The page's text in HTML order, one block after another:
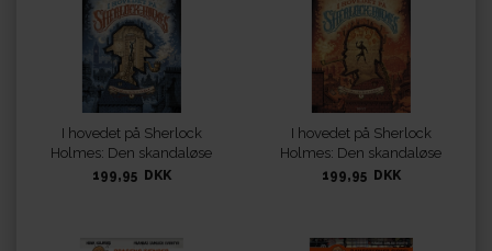
I hovedet på Sherlock
Holmes: Den skandaløse
billet 1
199,95 DKK
I hovedet på Sherlock
Holmes: Den skandaløse
billet 2
199,95 DKK